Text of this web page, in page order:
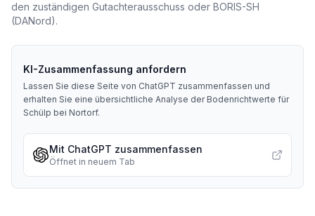
den zuständigen Gutachterausschuss oder BORIS-SH
(DANord).
KI-Zusammenfassung anfordern
Lassen Sie diese Seite von ChatGPT zusammenfassen und
erhalten Sie eine übersichtliche Analyse der Bodenrichtwerte für
Schülp bei Nortorf.
Mit ChatGPT zusammenfassen
Öffnet in neuem Tab